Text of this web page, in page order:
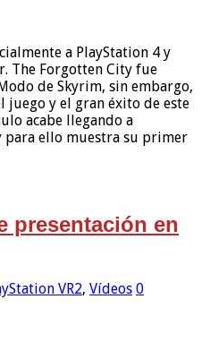
a PlayStation 4 y
The Forgotten City fue
de Skyrim, sin embargo,
juego y el gran éxito de este
acabe llegando a
para ello muestra su primer
presentación en
VR2, Vídeos 0